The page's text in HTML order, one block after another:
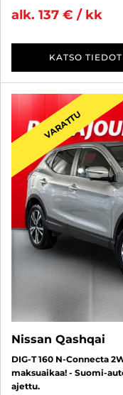
alk. 137 € / kk
KATSO TIEDOT
VARATTU
Nissan Qashqai
DIG-T 160 N-Connecta
maksuaikaa! - Suomi-
ajettu.